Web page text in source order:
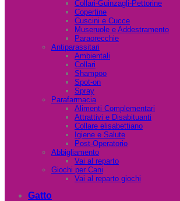
Collari-Guinzagli-Pettorine
Copertine
Cuscini e Cucce
Museruole e Addestramento
Paraorecchie
Antiparassitari
Ambientali
Collari
Shampoo
Spot-on
Spray
Parafarmacia
Alimenti Complementari
Attrattivi e Disabituanti
Collare elisabettiano
Igiene e Salute
Post-Operatorio
Abbigliamento
Vai al reparto
Giochi per Cani
Vai al reparto giochi
Gatto